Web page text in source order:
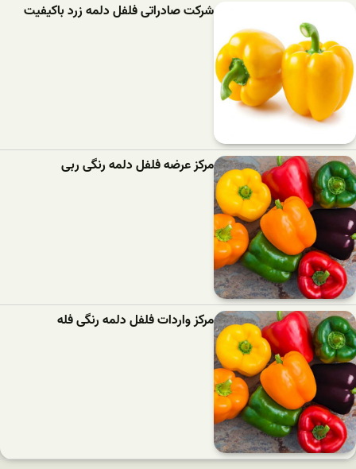
شرکت صادراتی فلفل دلمه زرد باکیفیت
مرکز عرضه فلفل دلمه رنگی ربی
مرکز واردات فلفل دلمه رنگی فله